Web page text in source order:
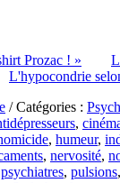
Prozac ! »
L'hypocondrie
/ Catégories :
,
, humeur,
, nervosité,
psychiatres, pulsions,